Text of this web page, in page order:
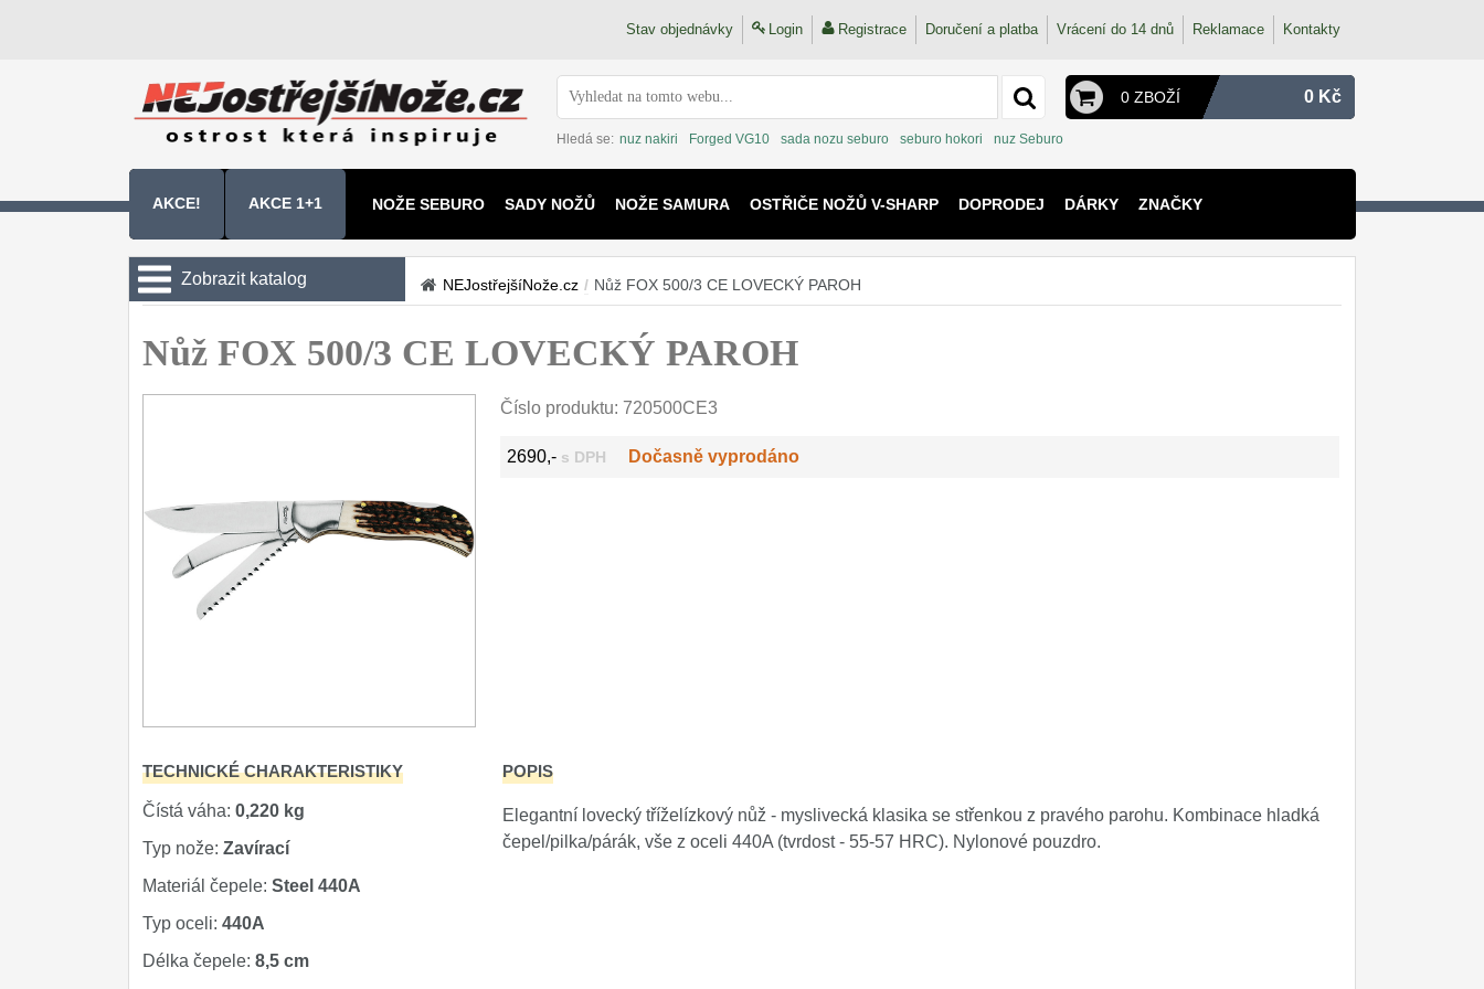
Stav objednávky Login Registrace Doručení a platba Vrácení do 14 dnů Reklamace Kontakty
0 ZBOŽÍ 0 Kč
Hledá se: nuz nakiri Forged VG10 sada nozu seburo seburo hokori nuz Seburo
AKCE! AKCE 1+1 NOŽE SEBURO SADY NOŽŮ NOŽE SAMURA OSTŘIČE NOŽŮ V-SHARP DOPRODEJ DÁRKY ZNAČKY
Zobrazit katalog
Zavírací nože
Turistické
Speciální 4
Nože s pevnou čepelí
Nože SEBURO
Nože Tojiro
Nože Samura
Ostřiče nožů V-Sharp
NEJostřejšíNože.cz / Nůž FOX 500/3 CE LOVECKÝ PAROH
Nůž FOX 500/3 CE LOVECKÝ PAROH
Číslo produktu: 720500CE3
2690,- s DPH Dočasně vyprodáno
TECHNICKÉ CHARAKTERISTIKY
Čístá váha: 0,220 kg
Typ nože: Zavírací
Materiál čepele: Steel 440А
Typ oceli: 440A
Délka čepele: 8,5 cm
POPIS
Elegantní lovecký tříželízkový nůž - myslivecká klasika se střenkou z pravého parohu. Kombinace hladká
čepel/pilka/párák, vše z oceli 440A (tvrdost - 55-57 HRC). Nylonové pouzdro.